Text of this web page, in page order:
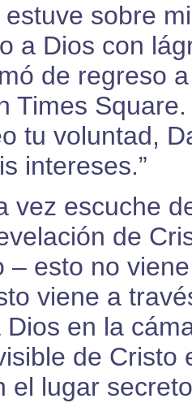
estuve sobre
a Dios con
de regreso
Times
tu voluntad,
intereses.”
vez escuche
de
– esto no
viene a
Dios en la
de Cristo
el lugar